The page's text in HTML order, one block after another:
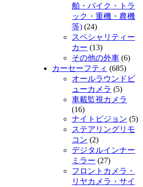
舶・バイク・トラ
ック・重機・農機
等) (24)
スペシャリティー
カー (13)
その他の外車 (6)
カーセーフティ (685)
オールラウンドビ
ューカメラ (5)
車載監視カメラ
(16)
ナイトビジョン (5)
ステアリングリモ
コン (2)
デジタルインナー
ミラー (27)
フロントカメラ・
リヤカメラ・サイ